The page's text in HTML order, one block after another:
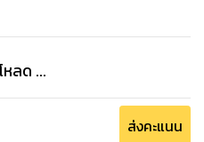
ลด ...
ส่งคะแนน